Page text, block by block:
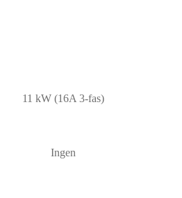
11 kW (16A 3-fas)
Ingen